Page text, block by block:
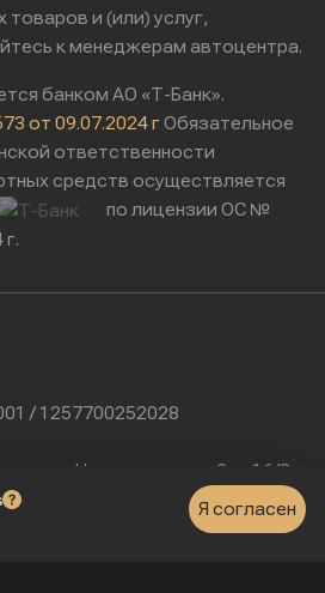
и (или) услуг,
к менеджерам автоцентра.
банком АО «Т-Банк».
от 09.07.2024 гОбязательное
ответственности
средств осуществляется
по лицензии ОС №
/ 1257700252028
ул. Нагатинская, д. 2, п. 16/2
улица, 16к1с5
Я согласен